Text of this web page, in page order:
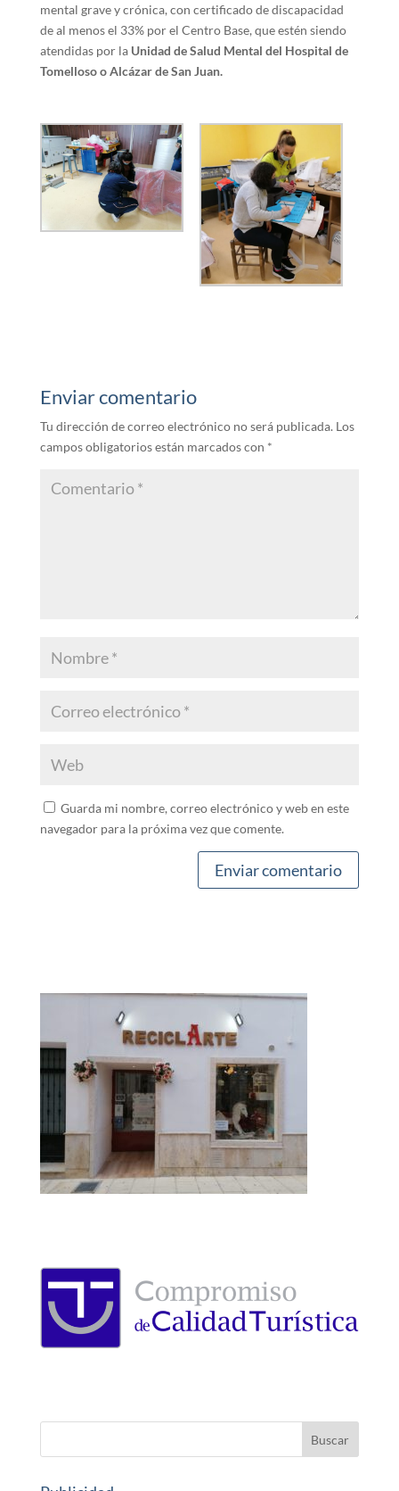
mental grave y crónica, con certificado de discapacidad
de al menos el 33% por el Centro Base, que estén siendo
atendidas por la Unidad de Salud Mental del Hospital de
Tomelloso o Alcázar de San Juan.
Enviar comentario
Tu dirección de correo electrónico no será publicada. Los
campos obligatorios están marcados con *
Guarda mi nombre, correo electrónico y web en este
navegador para la próxima vez que comente.